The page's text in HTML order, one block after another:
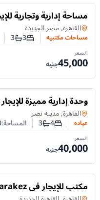
للايجار
مساحة إدارية وتجارية للإيجار – 330 متر –
مساحات مكتبيهفي
القاهرة, مصر الجديدة
مساحات مكتبيه عدد غرف
3عدد3
السعر
45,000جنيه
للايجار
وحدة إدارية مميزة
العيادات
عيادهفي
القاهرة, مدينة نصر
عياده عدد غرف النوم
4عدد الحمامات
3 المساحة:
السعر
40,000جنيه
للايجار
مكتب للإيجار في District 5 – Marakez موقع مميز